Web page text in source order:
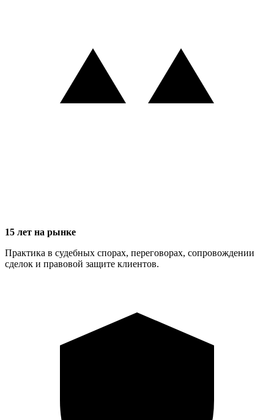
15 лет на рынке
Практика в судебных спорах, переговорах, сопровождении
сделок и правовой защите клиентов.